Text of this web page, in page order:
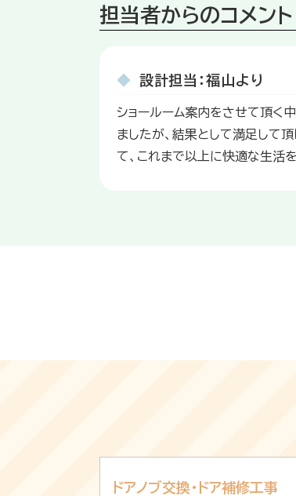
担当者からのコメント
◆ 設計担当：福山より
ショールーム案内をさせて頂く
ましたが、結果として満足して
て、これまで以上に快適な生活
ドアノブ交換・ドア補修工事